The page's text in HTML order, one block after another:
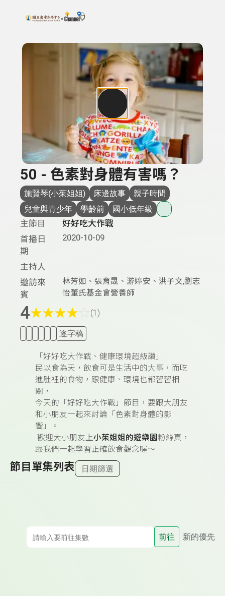
上方功能區塊
搜尋關鍵字：可輸入節目名稱、主持人或關鍵字
50 - 色素對身體有害嗎？
施賢琴(小茱姐姐) 床邊故事
親子時間
兒童與青少年
學齡前 國小低年級 ...
主節目
好好吃大作戰
首播日
期
2020-10-09
主持人
邀訪來
賓
林芳如、張育晟、游婷安、洪子文,劉志
怡董氏基金會營養師
4★★★★ (1)
逐字稿
「好好吃大作戰、健康環境超級讚」
民以食為天，飲食可是生活中的大事，而吃
進肚裡的食物，跟健康、環境也都習習相
關，
今天的「好好吃大作戰」節目，要跟大朋友
和小朋友一起來討論「色素對身體的影
響」。
歡迎大小朋友上小茱姐姐的遊樂園粉絲頁，
跟我們一起學習正確飲食觀念喔～
節目單集列表 日期篩選
前往 新的優先